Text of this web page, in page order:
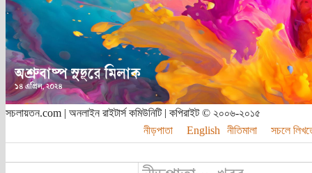
সচলায়তন.com | অনলাইন রাইটার্স কমিউনিটি | কপিরাইট © ২০০৬-২০১৫
নীড়পাতা
English নীতিমালা সচলে